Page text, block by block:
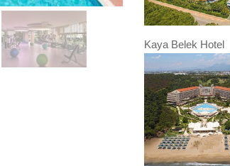
Kaya Belek Hotel